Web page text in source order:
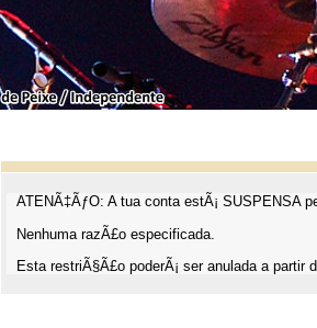
ATENÃ‡ÃƒO: A tua conta estÃ¡ SUSPENSA
Nenhuma razÃ£o especificada.
Esta restriÃ§Ã£o poderÃ¡ ser anulada a partir